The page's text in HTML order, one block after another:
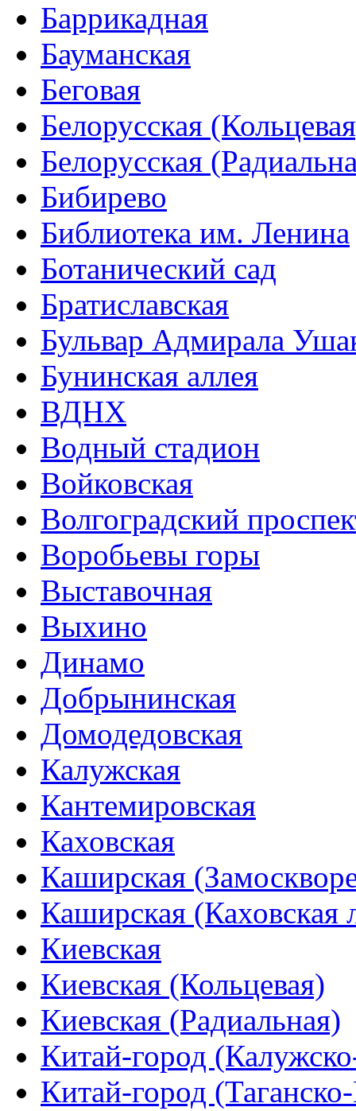
Баррикадная
Бауманская
Беговая
Белорусская
Белорусская
Бибирево
Библиотека им. Ленина
Ботанический сад
Братиславская
Бульвар Адмирала
Бунинская аллея
ВДНХ
Водный стадион
Войковская
Волгоградский
Воробьевы горы
Выставочная
Выхино
Динамо
Добрынинская
Домодедовская
Калужская
Кантемировская
Каховская
Каширская
Каширская (Каховская
Киевская
Киевская (Кольцевая)
Киевская (Радиальная)
Китай-город
Китай-город